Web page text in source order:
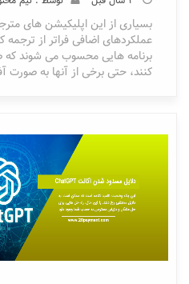
بسیاری از این اپلیکیشن های
عملکردهای اضافی فراتر از ترجمه
برنامه هایی محسوب می شوند که
کنند، حتی برخی از آنها به صورت